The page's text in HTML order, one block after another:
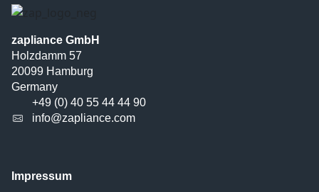
zapliance GmbH
Holzdamm 57
20099 Hamburg
Germany
+49 (0) 40 55 44 44 90
info@zapliance.com
Impressum